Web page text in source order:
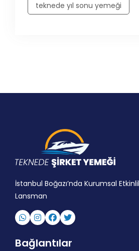
teknede yıl sonu yemeği
İstanbul Boğazı’nda Kurumsal
Lansman
Bağlantılar